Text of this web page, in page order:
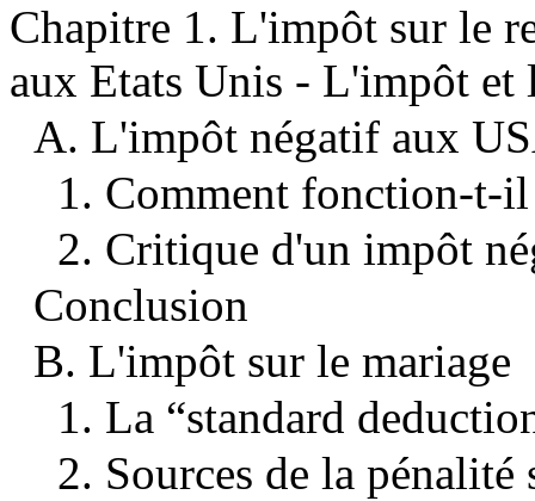
Chapitre 1. L'impôt sur le
aux Etats Unis - L'impôt et
A. L'impôt négatif aux
1. Comment fonction-t-
2. Critique d'un impôt
Conclusion
B. L'impôt sur le mariage
1. La “standard
2. Sources de la pénalité